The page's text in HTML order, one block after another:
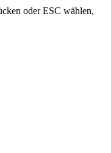
oder ESC wählen,